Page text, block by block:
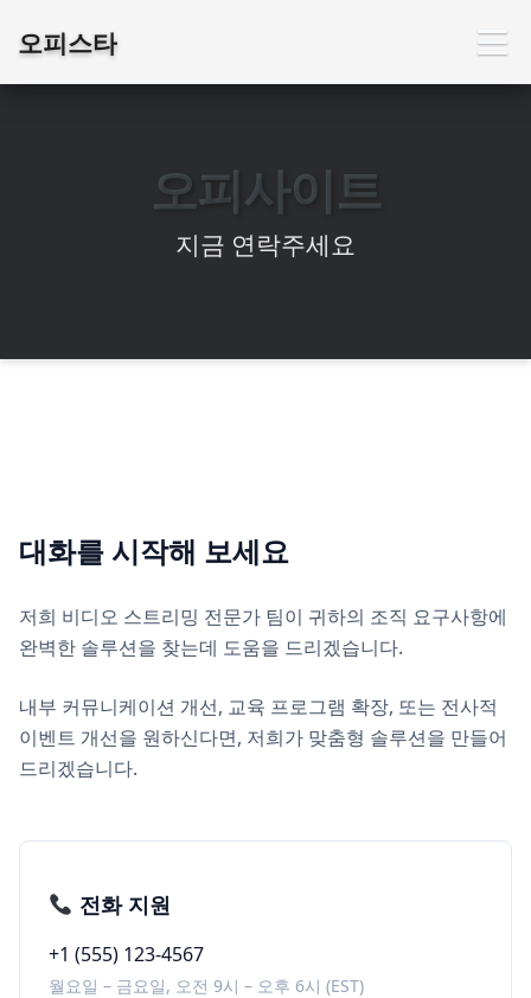
오피스타
오피사이트
지금 연락주세요
대화를 시작해 보세요
저희 비디오 스트리밍 전문가 팀이 귀하의 조직 요구사항에
완벽한 솔루션을 찾는데 도움을 드리겠습니다.
내부 커뮤니케이션 개선, 교육 프로그램 확장, 또는 전사적
이벤트 개선을 원하신다면, 저희가 맞춤형 솔루션을 만들어
드리겠습니다.
전화 지원
+1 (555) 123-4567
월요일 – 금요일, 오전 9시 – 오후 6시 (EST)